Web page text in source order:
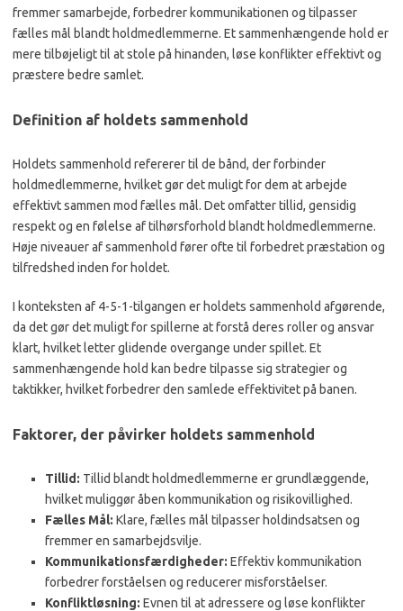
fremmer samarbejde, forbedrer kommunikationen og tilpasser
fælles mål blandt holdmedlemmerne. Et sammenhængende hold er
mere tilbøjeligt til at stole på hinanden, løse konflikter effektivt og
præstere bedre samlet.
Definition af holdets sammenhold
Holdets sammenhold refererer til de bånd, der forbinder
holdmedlemmerne, hvilket gør det muligt for dem at arbejde
effektivt sammen mod fælles mål. Det omfatter tillid, gensidig
respekt og en følelse af tilhørsforhold blandt holdmedlemmerne.
Høje niveauer af sammenhold fører ofte til forbedret præstation og
tilfredshed inden for holdet.
I konteksten af 4-5-1-tilgangen er holdets sammenhold afgørende,
da det gør det muligt for spillerne at forstå deres roller og ansvar
klart, hvilket letter glidende overgange under spillet. Et
sammenhængende hold kan bedre tilpasse sig strategier og
taktikker, hvilket forbedrer den samlede effektivitet på banen.
Faktorer, der påvirker holdets sammenhold
Tillid: Tillid blandt holdmedlemmerne er grundlæggende,
hvilket muliggør åben kommunikation og risikovillighed.
Fælles Mål: Klare, fælles mål tilpasser holdindsatsen og
fremmer en samarbejdsvilje.
Kommunikationsfærdigheder: Effektiv kommunikation
forbedrer forståelsen og reducerer misforståelser.
Konfliktløsning: Evnen til at adressere og løse konflikter